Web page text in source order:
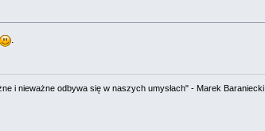
.
i nieważne odbywa się w naszych umysłach" - Marek Baraniecki